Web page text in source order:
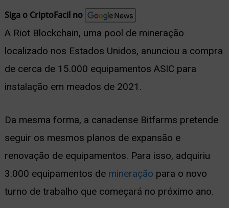
Siga o CriptoFacil no
A Riot Blockchain, uma pool de mineração
localizado nos Estados Unidos, anunciou a compra
de cerca de 15.000 equipamentos ASIC para
instalação em meados de 2021.
Da mesma forma, a canadense Bitfarms pretende
seguir os mesmos planos de expansão e
renovação de equipamentos. Para isso, adquiriu
3.000 equipamentos de mineração para o novo
turno de trabalho que começará no próximo ano.